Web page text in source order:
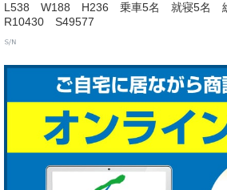
L538 W188 H236 乗車5名 就寝5名
R10430 S49577